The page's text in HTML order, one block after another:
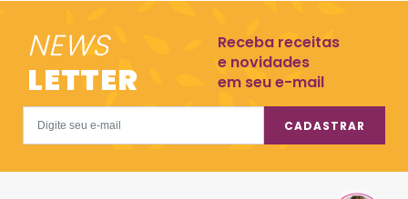
NEWS
LETTER
Receba receitas
e novidades
em seu e-mail
CADASTRAR